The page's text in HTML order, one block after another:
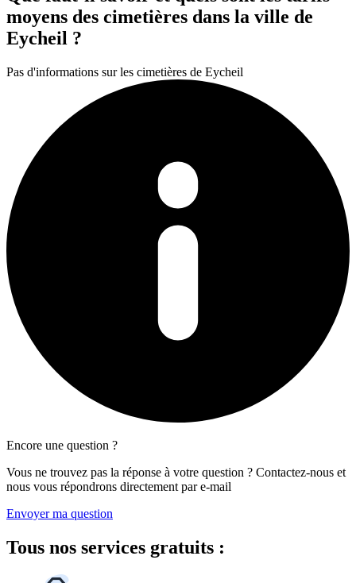
moyens des cimetières dans la ville de
Eycheil ?
Pas d'informations sur les cimetières de Eycheil
Encore une question ?
Vous ne trouvez pas la réponse à votre question ? Contactez-nous et
nous vous répondrons directement par e-mail
Envoyer ma question
Tous nos services gratuits :